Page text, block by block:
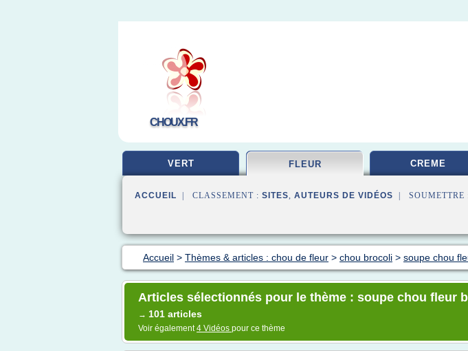
CHOUX.FR
VERT FLEUR CREME
ACCUEIL | CLASSEMENT : SITES, AUTEURS DE VIDÉOS | SOUMETTRE
Accueil > Thèmes & articles : chou de fleur > chou brocoli > soupe chou
Articles sélectionnés pour le thème : soupe chou fleur
→ 101 articles
Voir également4 Vidéos pour ce thème